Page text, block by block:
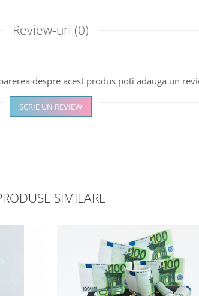
Review-uri (0)
despre acest produs poti adauga un
SCRIE UN REVIEW
SIMILARE